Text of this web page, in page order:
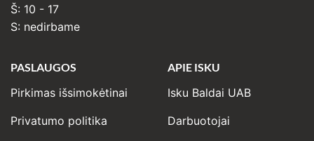
Š: 10 - 17
S: nedirbame
PASLAUGOS
Pirkimas išsimokėtinai
Privatumo politika
APIE ISKU
Isku Baldai UAB
Darbuotojai